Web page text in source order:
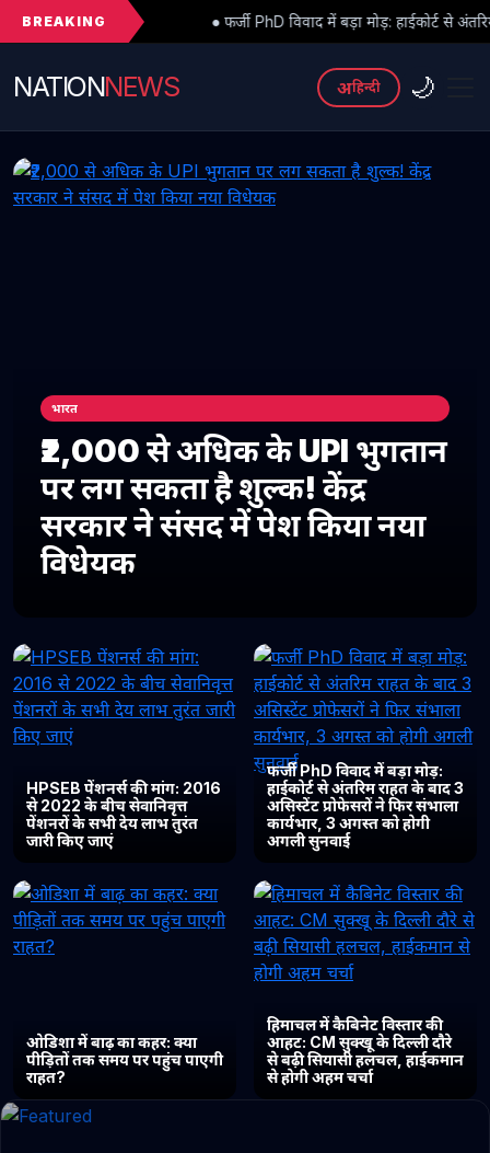
BREAKING● फर्जी PhD विवाद में बड़ा मोड़: हाईकोर्ट से अंतरिम राहत के बाद 3
NATIONNEWS अहिन्दी 🌙
भारत
₹2,000 से अधिक के UPI भुगतान
पर लग सकता है शुल्क! केंद्र
सरकार ने संसद में पेश किया नया
विधेयक
HPSEB पेंशनर्स की मांग: 2016
से 2022 के बीच सेवानिवृत्त
पेंशनरों के सभी देय लाभ तुरंत
जारी किए जाएं
फर्जी PhD विवाद में बड़ा मोड़:
हाईकोर्ट से अंतरिम राहत के बाद 3
असिस्टेंट प्रोफेसरों ने फिर संभाला
कार्यभार, 3 अगस्त को होगी
अगली सुनवाई
ओडिशा में बाढ़ का कहर: क्या
पीड़ितों तक समय पर पहुंच पाएगी
राहत?
हिमाचल में कैबिनेट विस्तार की
आहट: CM सुक्खू के दिल्ली दौरे
से बढ़ी सियासी हलचल, हाईकमान
से होगी अहम चर्चा